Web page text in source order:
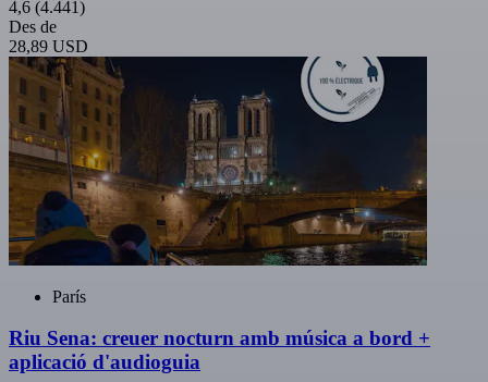
4,6 (4.441)
Des de
28,89 USD
París
Riu Sena: creuer nocturn amb música a bord +
aplicació d'audioguia